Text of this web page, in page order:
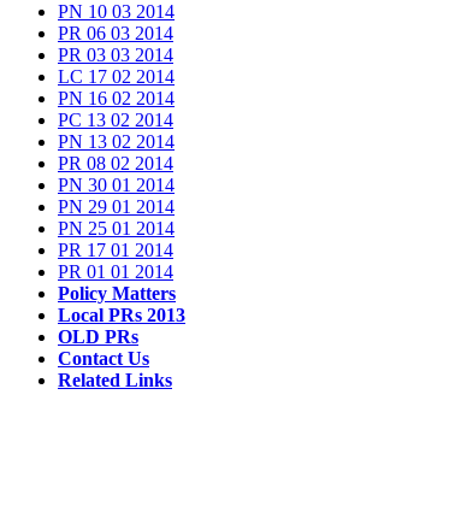
PN 10 03 2014
PR 06 03 2014
PR 03 03 2014
LC 17 02 2014
PN 16 02 2014
PC 13 02 2014
PN 13 02 2014
PR 08 02 2014
PN 30 01 2014
PN 29 01 2014
PN 25 01 2014
PR 17 01 2014
PR 01 01 2014
Policy Matters
Local PRs 2013
OLD PRs
Contact Us
Related Links